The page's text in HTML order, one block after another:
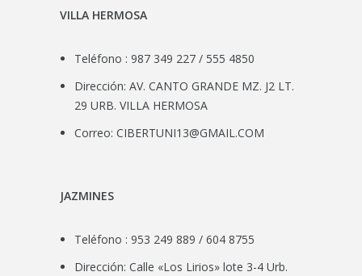
VILLA HERMOSA
Teléfono : 987 349 227 / 555 4850
Dirección: AV. CANTO GRANDE MZ. J2 LT.
29 URB. VILLA HERMOSA
Correo:CIBERTUNI13@GMAIL.COM
JAZMINES
Teléfono : 953 249 889 / 604 8755
Dirección: Calle «Los Lirios» lote 3-4 Urb.